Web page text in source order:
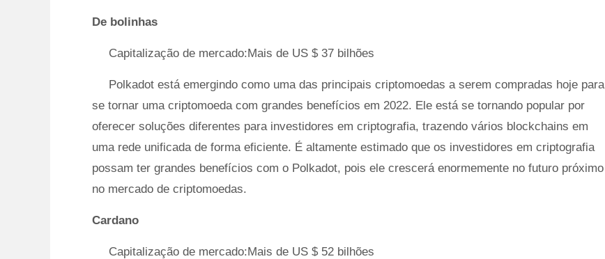
De bolinhas
Capitalização de mercado:Mais de US $ 37 bilhões
Polkadot está emergindo como uma das principais criptomoedas a serem compradas hoje para
se tornar uma criptomoeda com grandes benefícios em 2022. Ele está se tornando popular por
oferecer soluções diferentes para investidores em criptografia, trazendo vários blockchains em
uma rede unificada de forma eficiente. É altamente estimado que os investidores em criptografia
possam ter grandes benefícios com o Polkadot, pois ele crescerá enormemente no futuro próximo
no mercado de criptomoedas.
Cardano
Capitalização de mercado:Mais de US $ 52 bilhões